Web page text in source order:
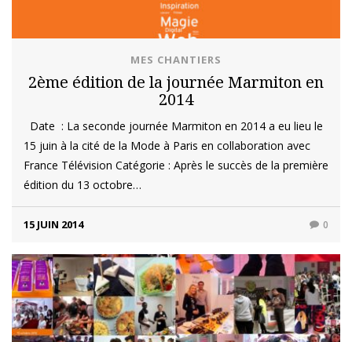
MES CHANTIERS
2ème édition de la journée Marmiton en
2014
Date : La seconde journée Marmiton en 2014 a eu lieu le
15 juin à la cité de la Mode à Paris en collaboration avec
France Télévision Catégorie : Après le succès de la première
édition du 13 octobre…
15 JUIN 2014 0